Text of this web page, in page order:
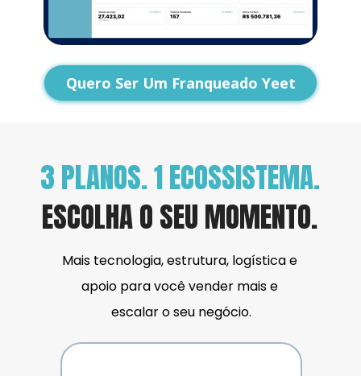
Quero Ser Um Franqueado Yeet
3 PLANOS. 1 ECOSSISTEMA.
ESCOLHA O SEU MOMENTO.
Mais tecnologia, estrutura, logística e
apoio para você vender mais e
escalar o seu negócio.